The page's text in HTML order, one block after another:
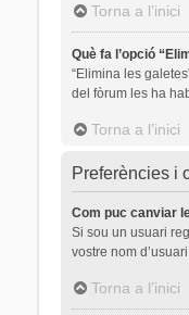
Torna a l’inici
Què fa l’opció
“Elimina les
del fòrum les ha
Torna a l’inici
Preferències i
Com puc canviar
Si sou un usuari
vostre nom
Torna a l’inici